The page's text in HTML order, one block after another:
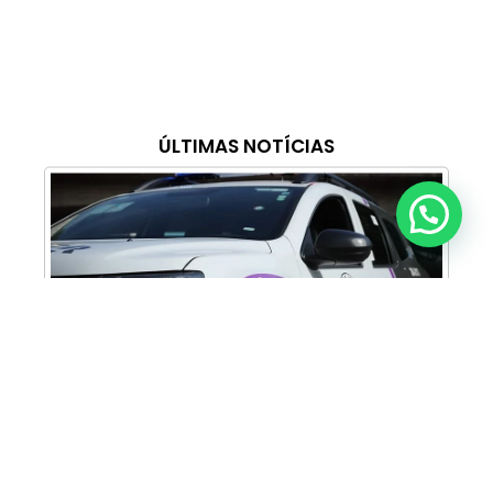
ÚLTIMAS NOTÍCIAS
Anunciar ou recomendar matéria